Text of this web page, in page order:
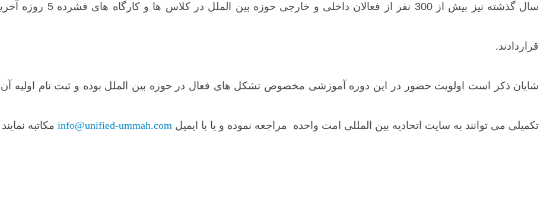
سال گذشته نیز بیش از
قراردادند.
شایان ذکر است اولویت حضور در این دوره آموزشی مخصوص تشکل های فعال در حوزه بین الملل بوده و ثبت نام اولیه
تکمیلی می توانند به سایت اتحادیه بین المللی امت واحده مراجعه نموده و یا با ایمیل info@unified-ummah.comمکاتبه نمایند